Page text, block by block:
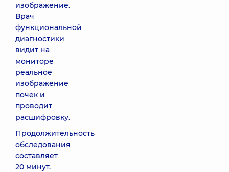
изображение.
Врач
функциональной
диагностики
видит на
мониторе
реальное
изображение
почек и
проводит
расшифровку.
Продолжительность
обследования
составляет
20 минут.